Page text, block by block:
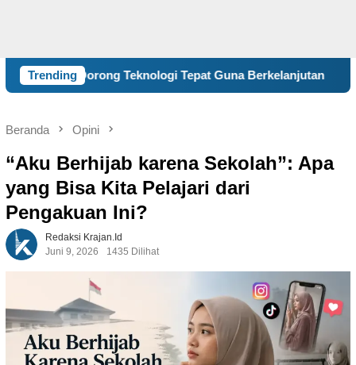
Trending
Teknologi Tepat Guna Berkelanjutan Cegah
Beranda Opini
“Aku Berhijab karena Sekolah”: Apa
yang Bisa Kita Pelajari dari
Pengakuan Ini?
Redaksi Krajan.id
Juni 9, 2026
1435 Dilihat